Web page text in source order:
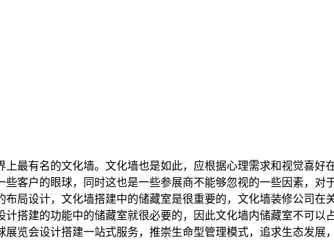
最有名的文化墙。文化墙也是如此，应根据心理需求和视觉喜好
客户的眼球，同时这也是一些参展商不能够忽视的一些因素，
局设计，文化墙搭建中的储藏室是很重要的，文化墙装修公司
搭建的功能中的储藏室就很必要的，因此文化墙内储藏室不可
览会设计搭建一站式服务，推崇生命型管理模式，追求生态发